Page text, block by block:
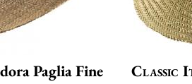
Paglia Fine Classic